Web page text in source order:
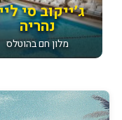
ג׳ייקוב סי
נהריה
מלון חם בהוטלס